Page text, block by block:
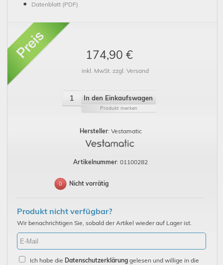
Datenblatt (PDF)
174,90 €
inkl. MwSt. zzgl. Versand
In den Einkaufswagen
Produkt merken
Hersteller: Vestamatic
Artikelnummer: 01100282
0 Nicht vorrätig
Produkt nicht verfügbar?
Wir benachrichtigen Sie, sobald der Artikel wieder auf Lager ist.
Ich habe die Datenschutzerklärung gelesen und willige in die